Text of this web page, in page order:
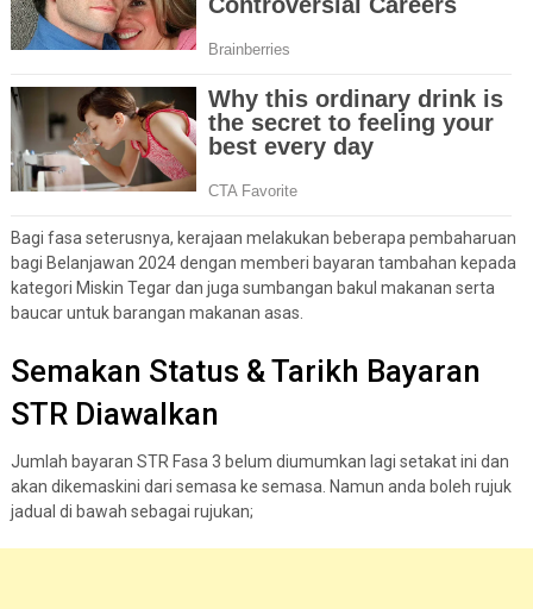
Bagi fasa seterusnya, kerajaan melakukan beberapa pembaharuan
bagi Belanjawan 2024 dengan memberi bayaran tambahan kepada
kategori Miskin Tegar dan juga sumbangan bakul makanan serta
baucar untuk barangan makanan asas.
Semakan Status & Tarikh Bayaran
STR Diawalkan
Jumlah bayaran STR Fasa 3 belum diumumkan lagi setakat ini dan
akan dikemaskini dari semasa ke semasa. Namun anda boleh rujuk
jadual di bawah sebagai rujukan;